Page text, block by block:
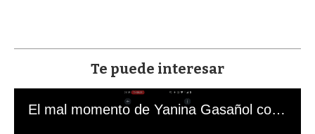
Te puede interesar
El mal momento de Yanina Gasañol con un hincha argentino en "Subrayado"